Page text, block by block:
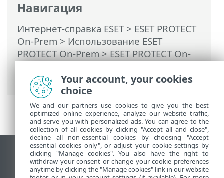
Навигация
Интернет-справка ESET> ESET PROTECT
On-Prem > Использование ESET
PROTECT On-Prem>ESET PROTECT On-
> Шаблоны динамических групп
Использовать сайт для ПК
End of Life
Your account, your cookies
choice
We and our partners use cookies to give you the best
optimized online experience, analyze our website traffic,
and serve you with personalized ads. You can agree to the
collection of all cookies by clicking "Accept all and close",
decline all non-essential cookies by choosing "Accept
essential cookies only", or adjust your cookie settings by
clicking "Manage cookies". You also have the right to
withdraw your consent or change your cookie preferences
anytime by clicking the "Manage cookies" link in our website